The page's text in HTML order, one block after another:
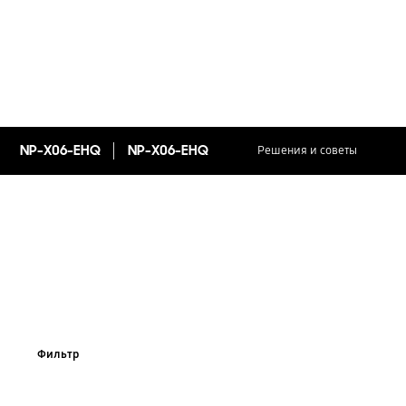
NP-X06-EHQ NP-X06-EHQ Решения и советы
Фильтр